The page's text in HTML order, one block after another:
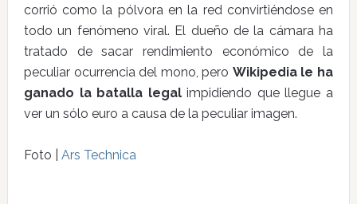
corrió como la pólvora en la red convirtiéndose en
todo un fenómeno viral. El dueño de la cámara ha
tratado de sacar rendimiento económico de la
peculiar ocurrencia del mono, pero Wikipedia le ha
ganado la batalla legalimpidiendo que llegue a
ver un sólo euro a causa de la peculiar imagen.
Foto | Ars Technica